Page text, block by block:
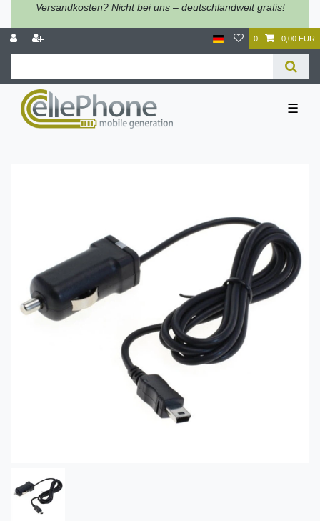
Versandkosten? Nicht bei uns – deutschlandweit gratis!
0 0,00 EUR
☰